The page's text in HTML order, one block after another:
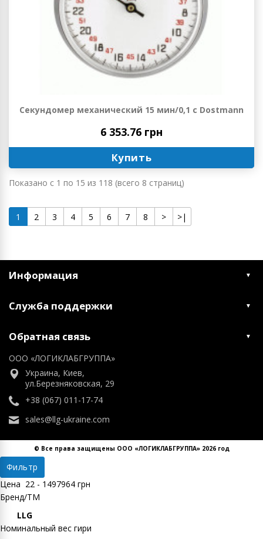
Секундомер механический 15 мин/0,1 с Dostmann
6 353.76 грн
Купить
Показано с 1 по 15 из 118 (всего 8 страниц)
1 2 3 4 5 6 7 8 > >|
Информация
Служба поддержки
Обратная связь
ООО «ЛОГИКЛАБГРУППА»
Украина, Киев,
ул.Березняковская, 29
+38 (067) 011-17-74
sales@llg-ukraine.com
© Все права защищены ООО «ЛОГИКЛАБГРУППА» 2026 год
Фильтр
Цена 22 - 1497964 грн
Бренд/ТМ
LLG
Номинальный вес гири